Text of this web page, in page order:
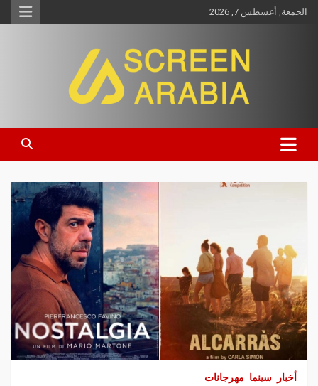
الجمعة, أغسطس 7, 2026
Screen Arabia
أخبار سينما مهرجانات